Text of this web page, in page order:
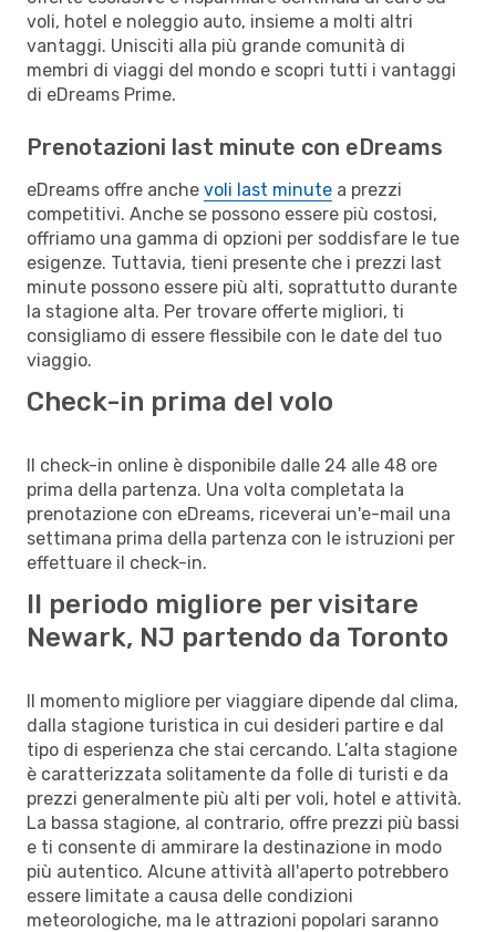
voli, hotel e noleggio auto, insieme a molti altri
vantaggi. Unisciti alla più grande comunità di
membri di viaggi del mondo e scopri tutti i vantaggi
di eDreams Prime.
Prenotazioni last minute con eDreams
eDreams offre anche voli last minute a prezzi
competitivi. Anche se possono essere più costosi,
offriamo una gamma di opzioni per soddisfare le tue
esigenze. Tuttavia, tieni presente che i prezzi last
minute possono essere più alti, soprattutto durante
la stagione alta. Per trovare offerte migliori, ti
consigliamo di essere flessibile con le date del tuo
viaggio.
Check-in prima del volo
Il check-in online è disponibile dalle 24 alle 48 ore
prima della partenza. Una volta completata la
prenotazione con eDreams, riceverai un'e-mail una
settimana prima della partenza con le istruzioni per
effettuare il check-in.
Il periodo migliore per visitare
Newark, NJ partendo da Toronto
Il momento migliore per viaggiare dipende dal clima,
dalla stagione turistica in cui desideri partire e dal
tipo di esperienza che stai cercando. L’alta stagione
è caratterizzata solitamente da folle di turisti e da
prezzi generalmente più alti per voli, hotel e attività.
La bassa stagione, al contrario, offre prezzi più bassi
e ti consente di ammirare la destinazione in modo
più autentico. Alcune attività all'aperto potrebbero
essere limitate a causa delle condizioni
meteorologiche, ma le attrazioni popolari saranno